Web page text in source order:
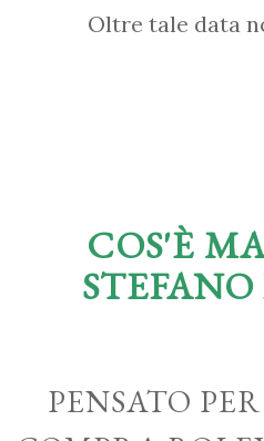
Oltre tale data
COS'È
PENSATO